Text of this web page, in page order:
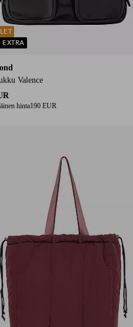
Valence
hinta190 EUR